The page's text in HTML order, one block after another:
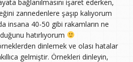
bağlanılmasını işaret ederken,
zannedenlere şaşıp kalıyorum
insana 40-50 gibi rakamların ne
hatırlıyorum
dinlemek ve olası hatalar
gelmiştir. Örnekleri dinleyin,